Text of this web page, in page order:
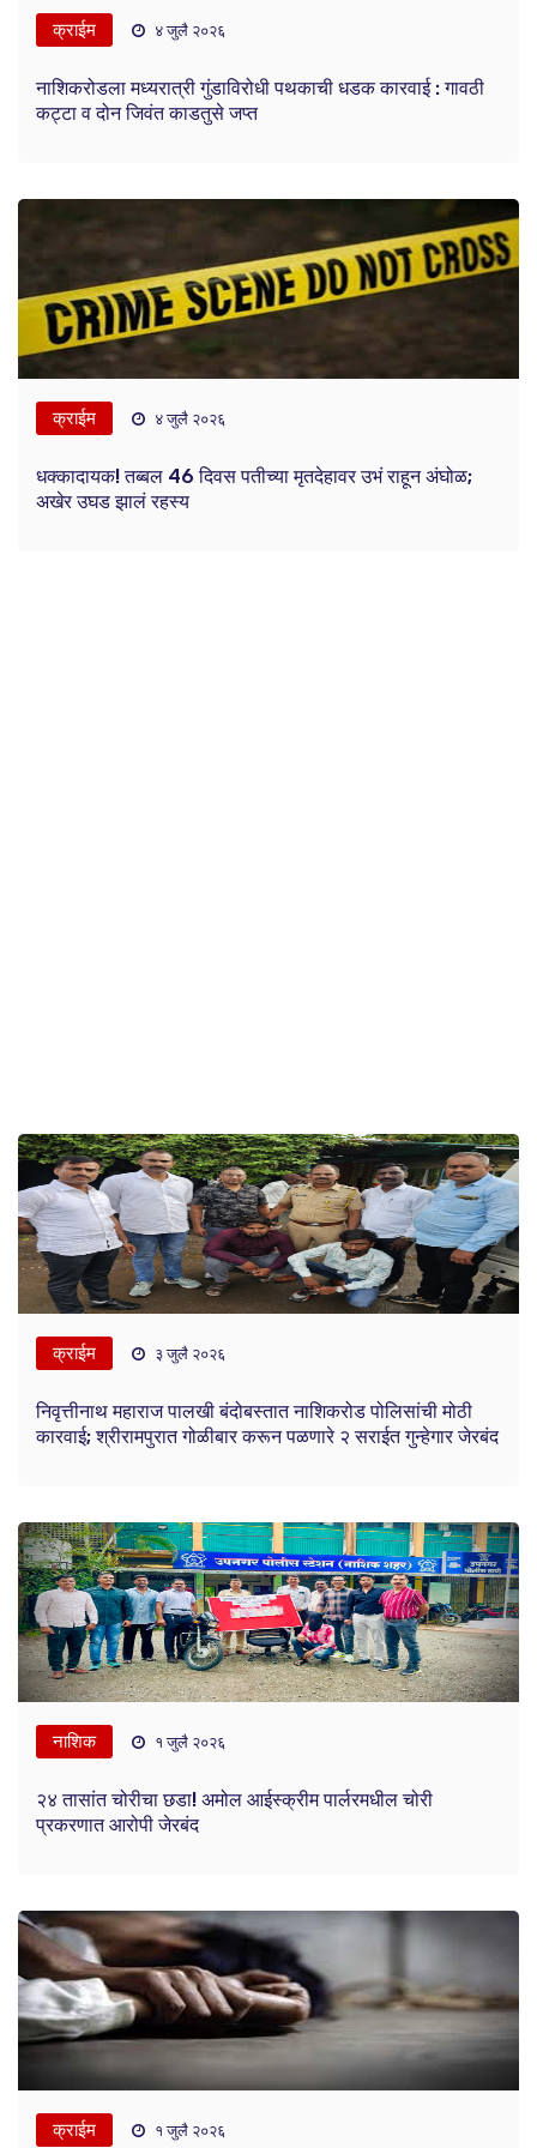
क्राईम ४ जुलै २०२६
नाशिकरोडला मध्यरात्री गुंडाविरोधी पथकाची धडक कारवाई : गावठी
कट्टा व दोन जिवंत काडतुसे जप्त
क्राईम ४ जुलै २०२६
धक्कादायक! तब्बल 46 दिवस पतीच्या मृतदेहावर उभं राहून अंघोळ;
अखेर उघड झालं रहस्य
क्राईम ३ जुलै २०२६
निवृत्तीनाथ महाराज पालखी बंदोबस्तात नाशिकरोड पोलिसांची मोठी
कारवाई; श्रीरामपुरात गोळीबार करून पळणारे २ सराईत गुन्हेगार जेरबंद
नाशिक १ जुलै २०२६
२४ तासांत चोरीचा छडा! अमोल आईस्क्रीम पार्लरमधील चोरी
प्रकरणात आरोपी जेरबंद
क्राईम १ जुलै २०२६